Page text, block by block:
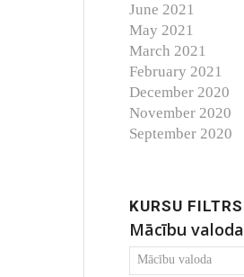
June 2021
May 2021
March 2021
February 2021
December 2020
November 2020
September 2020
KURSU FILTRS
Mācību valoda
Mācību valoda